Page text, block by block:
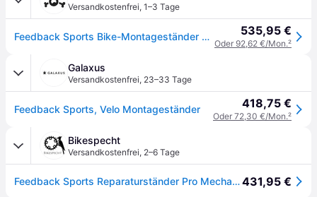
Versandkostenfrei, 1–3 Tage
Feedback Sports Bike-Montageständer Pro Mechanic HD 535,95 €
Oder 92,62 €/Mon.²
Galaxus
Versandkostenfrei, 23–33 Tage
Feedback Sports, Velo Montageständer 418,75 €
Oder 72,30 €/Mon.²
Bikespecht
Versandkostenfrei, 2–6 Tage
Feedback Sports Reparaturständer Pro Mechanic HD431,95 €